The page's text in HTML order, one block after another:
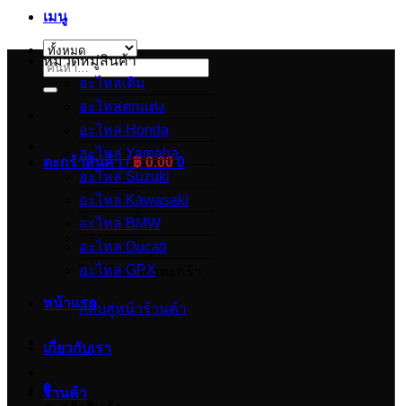
เมนู
ค้นหา:
ตะกร้าสินค้า /฿0.00 0
ไม่มีสินค้าในตะกร้า
กลับสู่หน้าร้านค้า
0
หมวดหมู่สินค้า
อะไหล่เดิม
อะไหล่ตกแต่ง
อะไหล่ Honda
อะไหล่ Yamaha
อะไหล่ Suzuki
อะไหล่ Kawasaki
อะไหล่ BMW
อะไหล่ Ducati
อะไหล่ GPX
หน้าแรก
เกี่ยวกับเรา
ร้านค้า